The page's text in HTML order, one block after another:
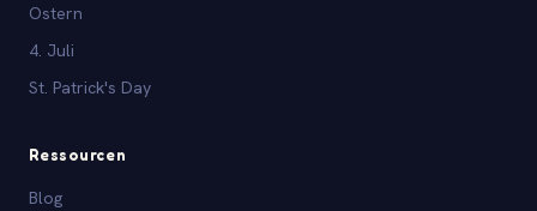
Ostern
4. Juli
St. Patrick's Day
Ressourcen
Blog